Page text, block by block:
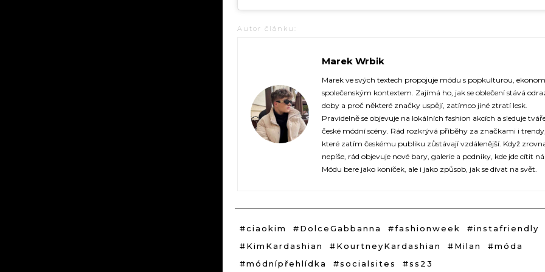
Autor článku:
Marek Wrbik
https://fashionup.cz/
Marek ve svých textech propojuje módu s popkulturou,
společenským kontextem. Zajímá ho, jak se oblečení stává
doby a proč některé značky uspějí, zatímco jiné ztratí lesk.
Pravidelně se objevuje na lokálních fashion akcích a sleduje
české módní scény. Rád rozkrývá příběhy za značkami i trendy,
které zatím českému publiku zůstávají vzdálenější. Když
nepíše, rád objevuje nové bary, galerie a podniky, kde jde cítit
Módu bere jako koníček, ale i jako způsob, jak se dívat na svět.
#ciaokim #DolceGabbanna #fashionweek
#instafriendly
#KimKardashian
#KourtneyKardashian #Milan
#móda
#módnípřehlídka
#socialsites #ss23